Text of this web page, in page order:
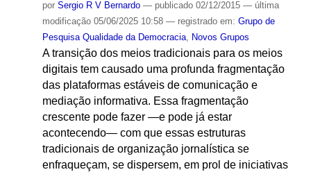
por Sergio R V Bernardo — publicado02/12/2015 — última
modificação05/06/2025 10:58 — registrado em: Grupo de
Pesquisa Qualidade da Democracia, Novos Grupos
A transição dos meios tradicionais para os meios
digitais tem causado uma profunda fragmentação
das plataformas estáveis de comunicação e
mediação informativa. Essa fragmentação
crescente pode fazer —e pode já estar
acontecendo— com que essas estruturas
tradicionais de organização jornalística se
enfraqueçam, se dispersem, em prol de iniciativas